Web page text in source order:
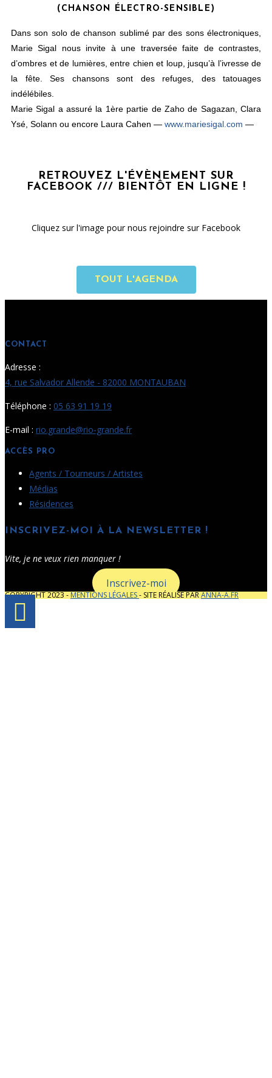
(CHANSON ÉLECTRO-SENSIBLE)
Dans son solo de chanson sublimé par des sons électroniques,
Marie Sigal nous invite à une traversée faite de contrastes,
d’ombres et de lumières, entre chien et loup, jusqu’à l’ivresse de
la fête. Ses chansons sont des refuges, des tatouages
indélébiles.
Marie Sigal a assuré la 1ère partie de Zaho de Sagazan, Clara
Ysé, Solann ou encore Laura Cahen — www.mariesigal.com —
RETROUVEZ L'ÉVÈNEMENT SUR
FACEBOOK /// BIENTÔT EN LIGNE !
Cliquez sur l'image pour nous rejoindre sur Facebook
TOUT L'AGENDA
CONTACT
Adresse :
4, rue Salvador Allende - 82000 MONTAUBAN
Téléphone : 05 63 91 19 19
E-mail : rio.grande@rio-grande.fr
ACCÈS PRO
Agents / Tourneurs / Artistes
Médias
Résidences
INSCRIVEZ-MOI À LA NEWSLETTER !
Vite, je ne veux rien manquer !
Inscrivez-moi
COPYRIGHT 2023 -MENTIONS LÉGALES- SITE RÉALISÉ PARANNA-A.FR